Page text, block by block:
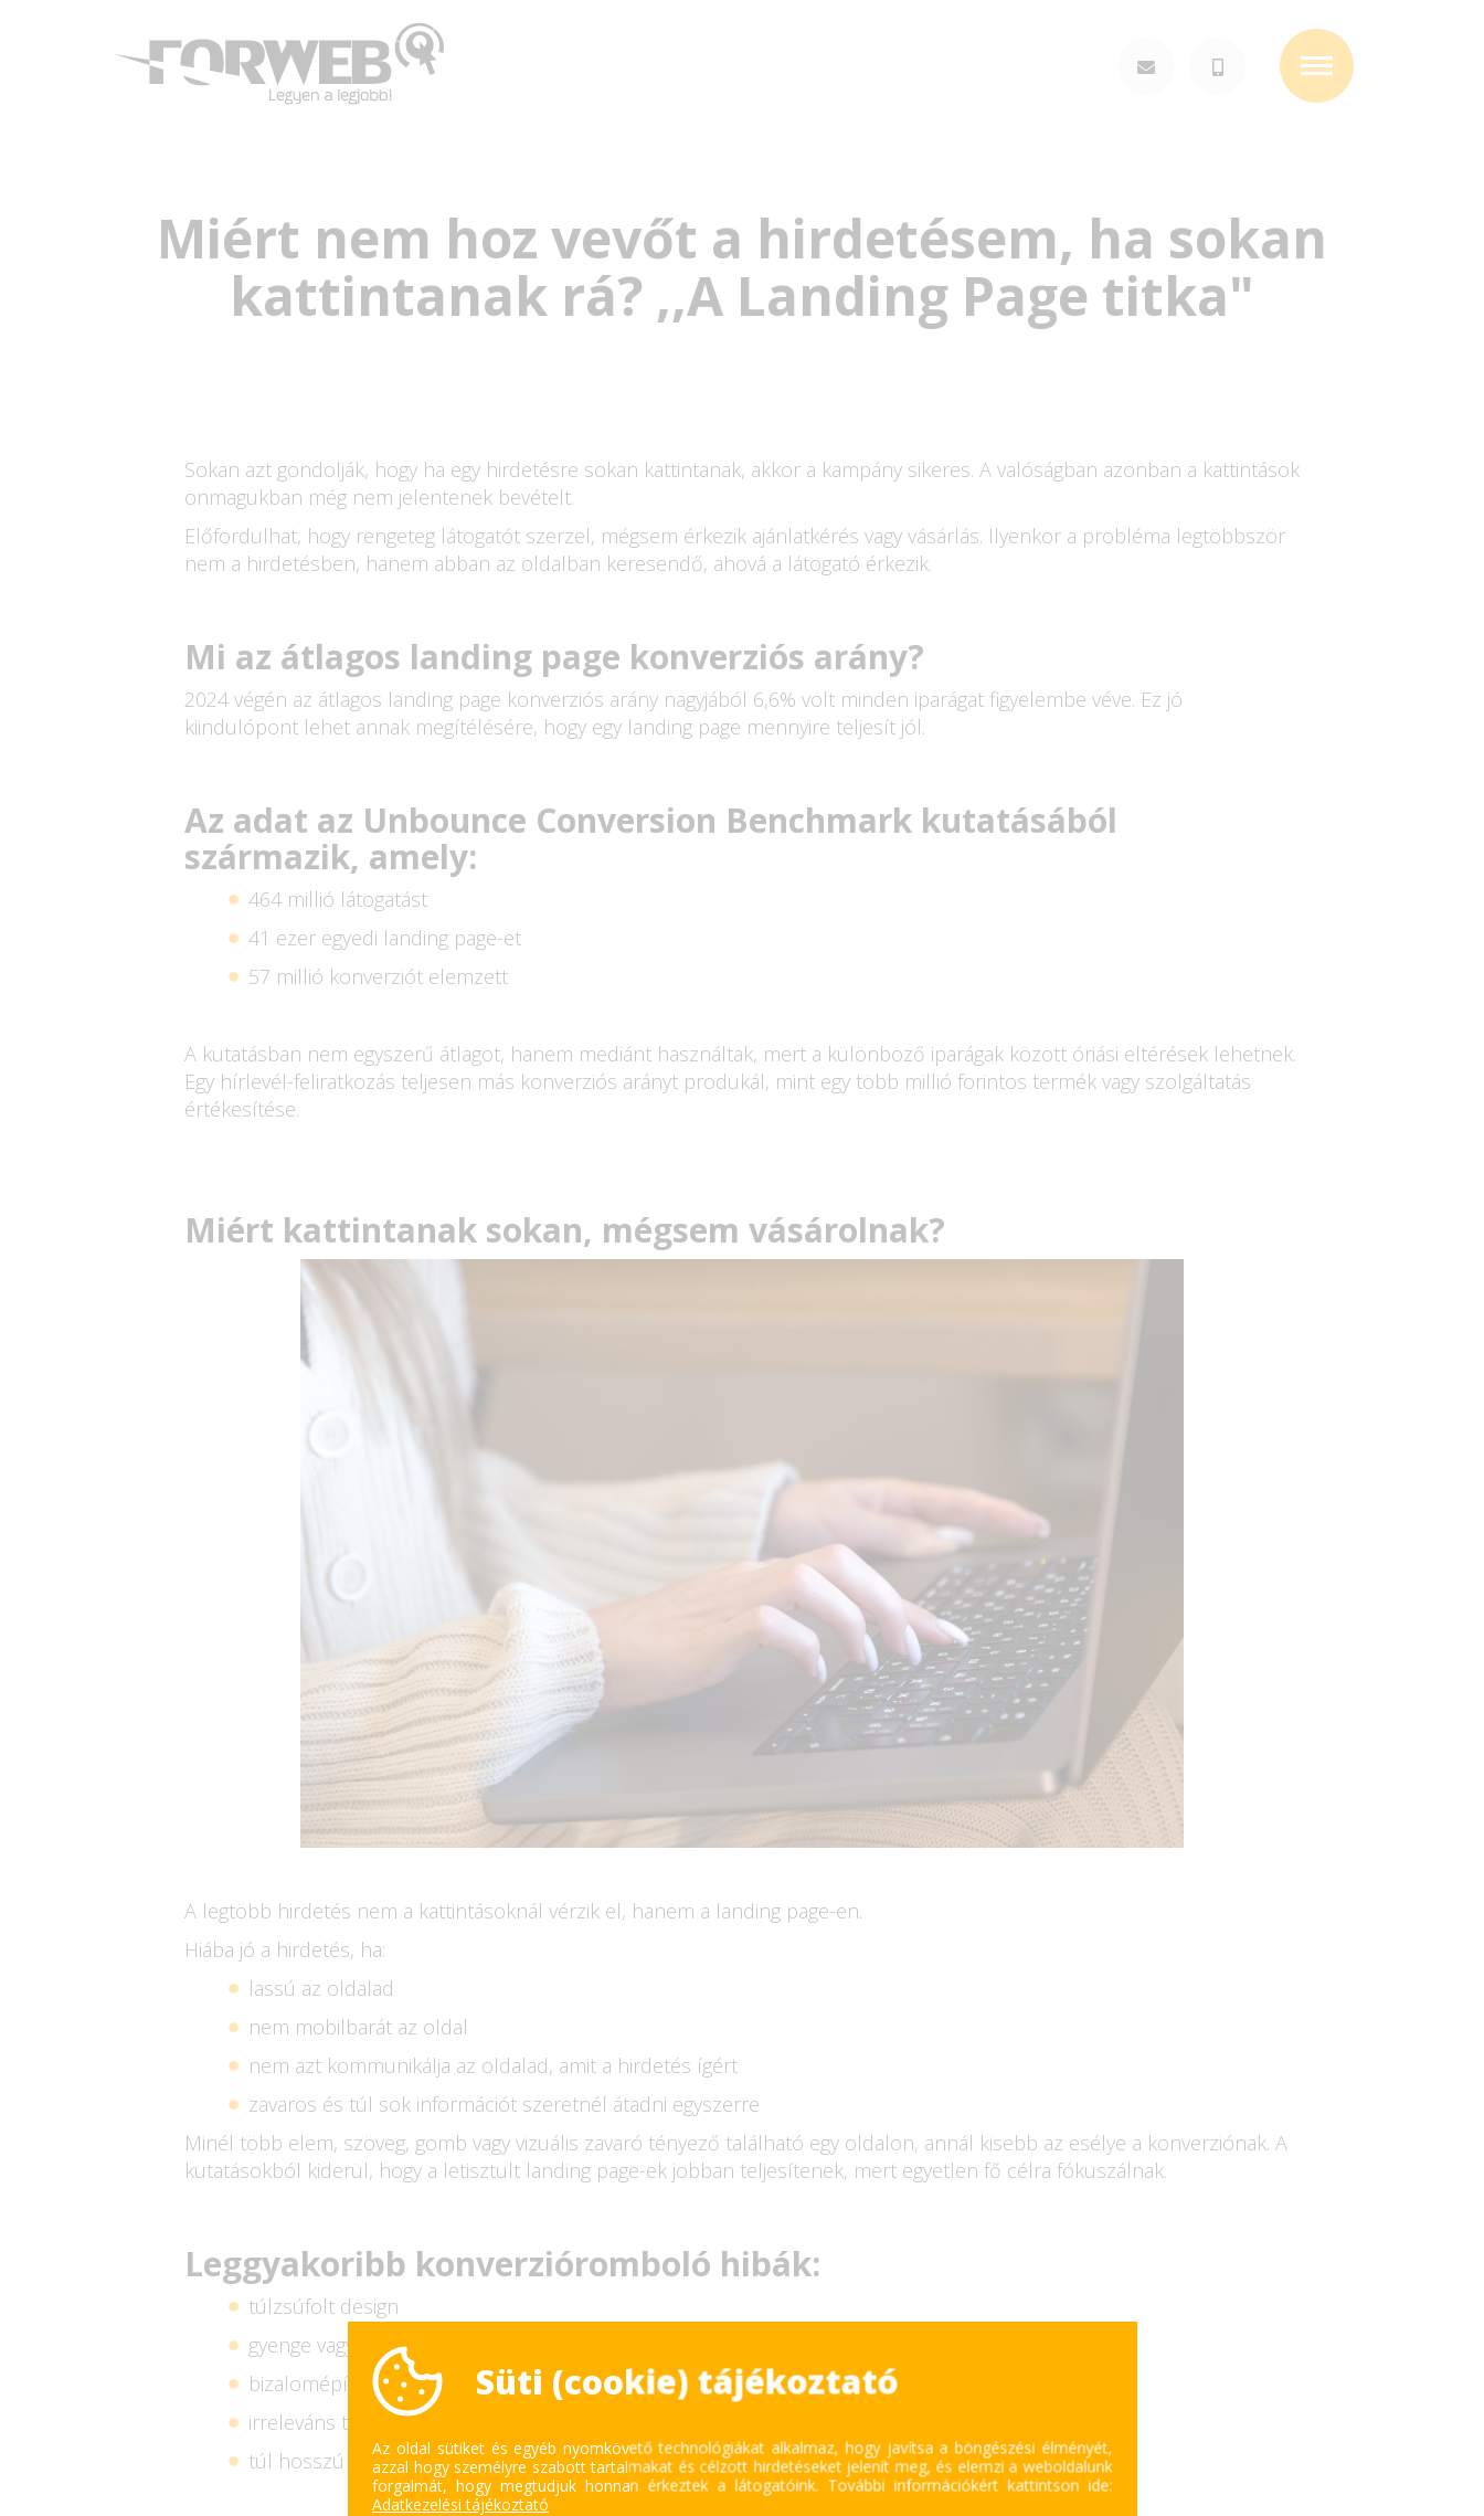
Toggle
navigation
Miért nem hoz vevőt a hirdetésem, ha sokan
kattintanak rá? ,,A Landing Page titka"
Sokan azt gondolják, hogy ha egy hirdetésre sokan kattintanak, akkor a kampány sikeres. A valóságban azonban a kattintások
önmagukban még nem jelentenek bevételt.
Előfordulhat, hogy rengeteg látogatót szerzel, mégsem érkezik ajánlatkérés vagy vásárlás. Ilyenkor a probléma legtöbbször
nem a hirdetésben, hanem abban az oldalban keresendő, ahová a látogató érkezik.
Mi az átlagos landing page konverziós arány?
2024 végén az átlagos landing page konverziós arány nagyjából 6,6% volt minden iparágat figyelembe véve. Ez jó
kiindulópont lehet annak megítélésére, hogy egy landing page mennyire teljesít jól.
Az adat az Unbounce Conversion Benchmark kutatásából
származik, amely:
464 millió látogatást
41 ezer egyedi landing page-et
57 millió konverziót elemzett
A kutatásban nem egyszerű átlagot, hanem mediánt használtak, mert a különböző iparágak között óriási eltérések lehetnek.
Egy hírlevél-feliratkozás teljesen más konverziós arányt produkál, mint egy több millió forintos termék vagy szolgáltatás
értékesítése.
Miért kattintanak sokan, mégsem vásárolnak?
A legtöbb hirdetés nem a kattintásoknál vérzik el, hanem a landing page-en.
Hiába jó a hirdetés, ha:
lassú az oldalad
nem mobilbarát az oldal
nem azt kommunikálja az oldalad, amit a hirdetés ígért
zavaros és túl sok információt szeretnél átadni egyszerre
Minél több elem, szöveg, gomb vagy vizuális zavaró tényező található egy oldalon, annál kisebb az esélye a konverziónak. A
kutatásokból kiderül, hogy a letisztult landing page-ek jobban teljesítenek, mert egyetlen fő célra fókuszálnak.
Leggyakoribb konverzióromboló hibák:
túlzsúfolt design
gyenge vagy nem egyértelmű CTA
bizalomépítő elemek hiánya
irreleváns tartalom
túl hosszú és bonyolult folyamat a konverzió véglegesítéséig
Süti (cookie) tájékoztató
Az oldal sütiket és egyéb nyomkövető technológiákat alkalmaz, hogy javítsa a böngészési élményét,
azzal hogy személyre szabott tartalmakat és célzott hirdetéseket jelenít meg, és elemzi a weboldalunk
forgalmát, hogy megtudjuk honnan érkeztek a látogatóink. További információkért kattintson ide:
Adatkezelési tájékoztató